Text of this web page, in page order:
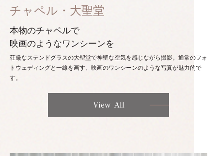
チャペル・大聖堂
本物のチャペルで
映画のようなワンシーンを
荘厳なステンドグラスの大聖堂で神聖な空気を感じながら撮影。通常のフォ
トウェディングと一線を画す、映画のワンシーンのような写真が魅力的で
す。
View All